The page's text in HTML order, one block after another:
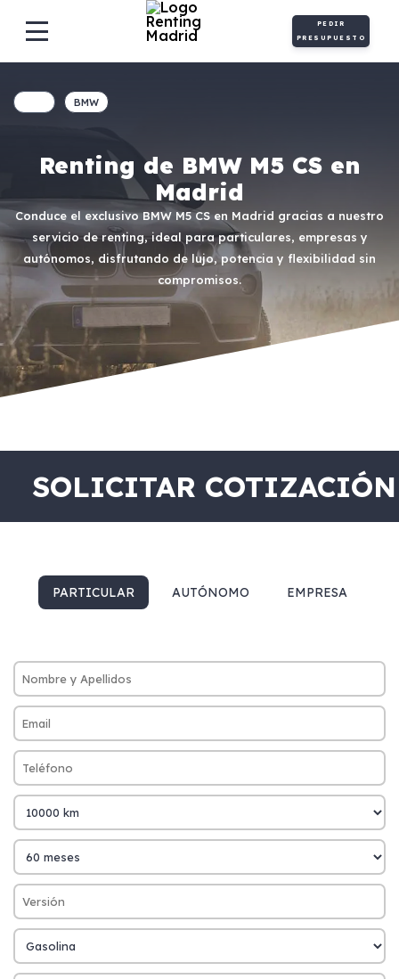
PEDIR
PRESUPUESTO
Renting de BMW M5 CS en
Madrid
Conduce el exclusivo BMW M5 CS en Madrid gracias a nuestro
servicio de renting, ideal para particulares, empresas y
autónomos, disfrutando de lujo, potencia y flexibilidad sin
compromisos.
BMW
SOLICITAR COTIZACIÓN
PARTICULAR AUTÓNOMO EMPRESA